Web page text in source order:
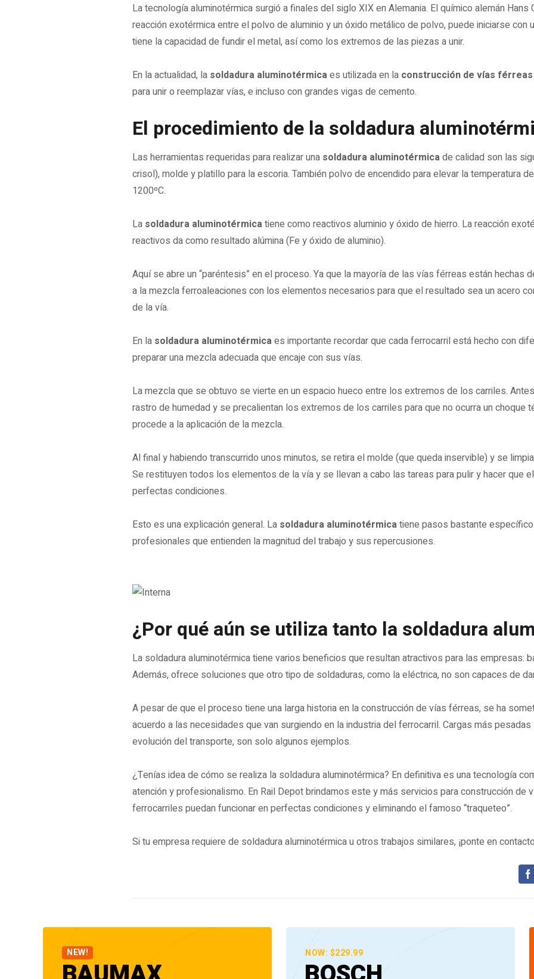
La tecnología aluminotérmica surgió a finales del siglo XIX en Alemania. El químico alemán
reacción exotérmica entre el polvo de aluminio y un óxido metálico de polvo, puede iniciarse con
tiene la capacidad de fundir el metal, así como los extremos de las piezas a unir.
En la actualidad, la soldadura aluminotérmicaes utilizada en la construcción de vías férreas
para unir o reemplazar vías, e incluso con grandes vigas de cemento.
El procedimiento de la soldadura
Las herramientas requeridas para realizar una soldadura aluminotérmicade calidad son las
crisol), molde y platillo para la escoria. También polvo de encendido para elevar la temperatura
1200ºC.
La soldadura aluminotérmicatiene como reactivos aluminio y óxido de hierro. La reacción
reactivos da como resultado alúmina (Fe y óxido de aluminio).
Aquí se abre un “paréntesis” en el proceso. Ya que la mayoría de las vías férreas están hechas
a la mezcla ferroaleaciones con los elementos necesarios para que el resultado sea un acero
de la vía.
En la soldadura aluminotérmicaes importante recordar que cada ferrocarril está hecho con
preparar una mezcla adecuada que encaje con sus vías.
La mezcla que se obtuvo se vierte en un espacio hueco entre los extremos de los carriles.
rastro de humedad y se precalientan los extremos de los carriles para que no ocurra un choque
procede a la aplicación de la mezcla.
Al final y habiendo transcurrido unos minutos, se retira el molde (que queda inservible) y se
Se restituyen todos los elementos de la vía y se llevan a cabo las tareas para pulir y hacer que
perfectas condiciones.
Esto es una explicación general. La soldadura aluminotérmicatiene pasos bastante
profesionales que entienden la magnitud del trabajo y sus repercusiones.
¿Por qué aún se utiliza tanto la soldadura
La soldadura aluminotérmica tiene varios beneficios que resultan atractivos para las empresas:
Además, ofrece soluciones que otro tipo de soldaduras, como la eléctrica, no son capaces de
A pesar de que el proceso tiene una larga historia en la construcción de vías férreas, se ha
acuerdo a las necesidades que van surgiendo en la industria del ferrocarril. Cargas más
evolución del transporte, son solo algunos ejemplos.
¿Tenías idea de cómo se realiza la soldadura aluminotérmica? En definitiva es una tecnología
atención y profesionalismo. En Rail Depot brindamos este y más servicios para construcción de
ferrocarriles puedan funcionar en perfectas condiciones y eliminando el famoso “traqueteo”.
Si tu empresa requiere de soldadura aluminotérmica u otros trabajos similares, ¡ponte en
NEW! NOW: $229.99